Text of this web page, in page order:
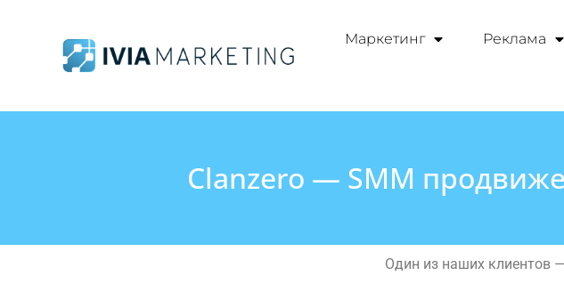
Маркетинг Реклама
Clanzero — SMM
Один из наших клиентов